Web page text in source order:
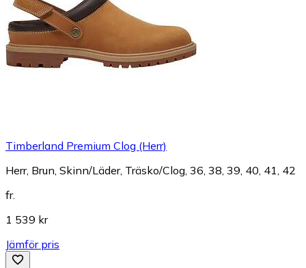
Timberland Premium Clog (Herr)
Herr, Brun, Skinn/Läder, Träsko/Clog, 36, 38, 39, 40, 41, 42
fr.
1 539 kr
Jämför pris